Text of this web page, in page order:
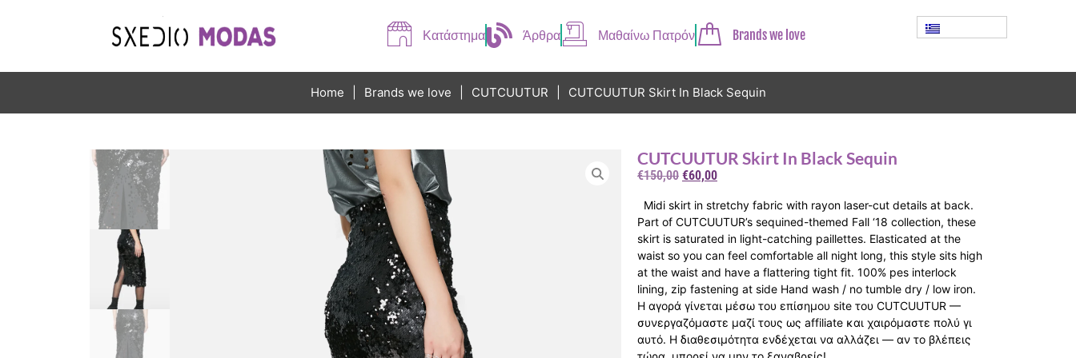
Κατάστημα Άρθρα Μαθαίνω Πατρόν Brands we love
Home Brands we love CUTCUUTUR CUTCUUTUR Skirt In Black Sequin
CUTCUUTUR Skirt In Black Sequin
€150,00 €60,00
Midi skirt in stretchy fabric with rayon laser-cut details at back.
Part of CUTCUUTUR’s sequined-themed Fall ‘18 collection, these
skirt is saturated in light-catching paillettes. Elasticated at the
waist so you can feel comfortable all night long, this style sits high
at the waist and have a flattering tight fit. 100% pes interlock
lining, zip fastening at side Hand wash / no tumble dry / low iron.
Η αγορά γίνεται μέσω του επίσημου site του CUTCUUTUR —
συνεργαζόμαστε μαζί τους ως affiliate και χαιρόμαστε πολύ γι
αυτό. Η διαθεσιμότητα ενδέχεται να αλλάζει — αν το βλέπεις